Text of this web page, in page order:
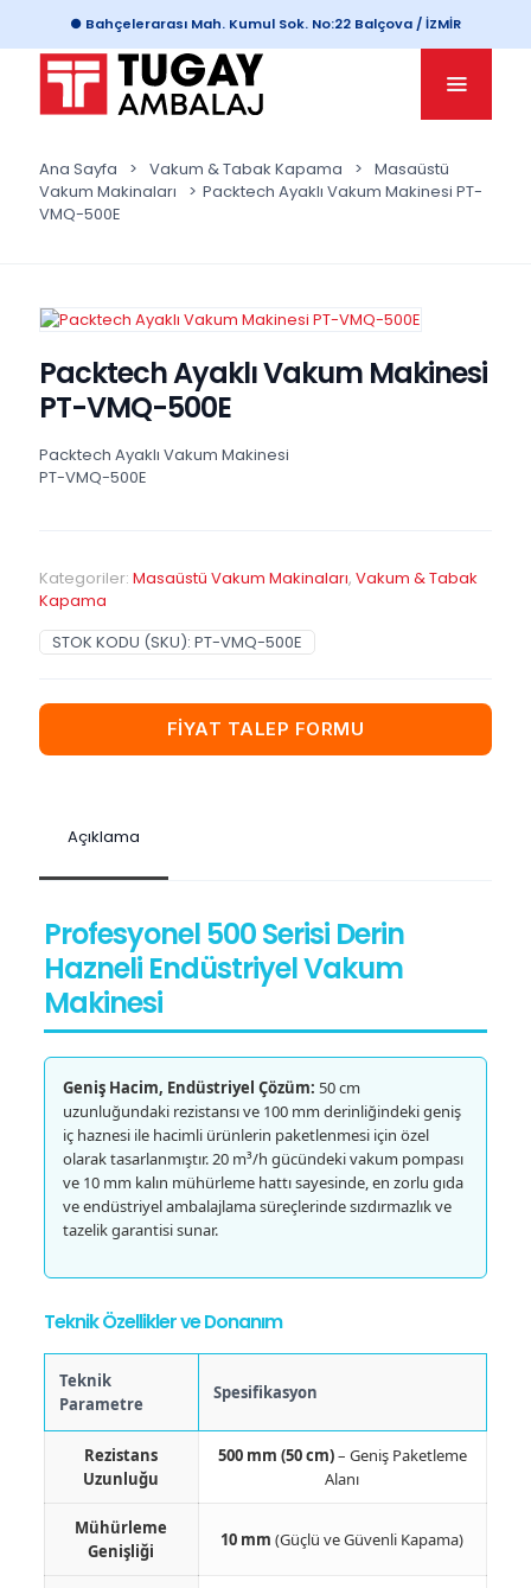
● Bahçelerarası Mah. Kumul Sok. No:22 Balçova / İZMİR
Ana Sayfa > Vakum & Tabak Kapama > Masaüstü
Vakum Makinaları
> Packtech Ayaklı Vakum Makinesi PT-
VMQ-500E
Packtech Ayaklı Vakum Makinesi
PT-VMQ-500E
Packtech Ayaklı Vakum Makinesi
PT-VMQ-500E
Kategoriler: Masaüstü Vakum Makinaları, Vakum & Tabak
Kapama
STOK KODU (SKU): PT-VMQ-500E
FİYAT TALEP FORMU
Açıklama
Profesyonel 500 Serisi Derin
Hazneli Endüstriyel Vakum
Makinesi
Geniş Hacim, Endüstriyel Çözüm: 50 cm
uzunluğundaki rezistansı ve 100 mm derinliğindeki geniş
iç haznesi ile hacimli ürünlerin paketlenmesi için özel
olarak tasarlanmıştır. 20 m³/h gücündeki vakum pompası
ve 10 mm kalın mühürleme hattı sayesinde, en zorlu gıda
ve endüstriyel ambalajlama süreçlerinde sızdırmazlık ve
tazelik garantisi sunar.
Teknik Özellikler ve Donanım
Teknik
Parametre
Spesifikasyon
Rezistans
Uzunluğu
500 mm (50 cm)– Geniş Paketleme
Alanı
Mühürleme
Genişliği
10 mm (Güçlü ve Güvenli Kapama)